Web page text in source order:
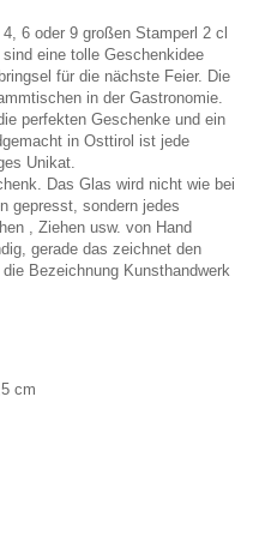
6 oder 9 großen Stamperl 2 cl
eine tolle Geschenkidee
für die nächste Feier. Die
in der Gastronomie.
perfekten Geschenke und ein
in Osttirol ist jede
Unikat.
Das Glas wird nicht wie bei
gepresst, sondern jedes
, Ziehen usw. von Hand
gerade das zeichnet den
Bezeichnung Kunsthandwerk
cm